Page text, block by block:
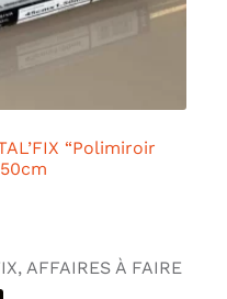
“Polimiroir
, AFFAIRES À FAIRE